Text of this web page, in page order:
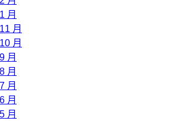
月
月
月
月
月
月
月
月